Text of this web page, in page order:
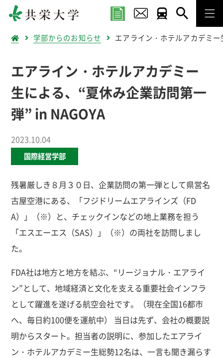
学部からのお知らせ エアライン・ホテルアカデミ
エアライン・ホテルアカデミー
生による、“夏休み企業訪問第一
弾” in NAGOYA
2023.10.04
国際経営学部
残暑厳しき８月３０日、企業訪問の第一弾として県営名
古屋空港にある、「フジドリームエアラインズ（FD
A）」（※）と、チェックインなどの地上業務を担う
「エスエーエス（SAS）」（※）の両社を訪問しまし
た。
FDA社は地方と地方を結ぶ、“リージョナル・エアライ
ン”として、地域経済と文化を支える重要社会インフラ
として躍進を遂げる航空会社です。（現在全国16都市
へ、毎日約100便を運航中） 当日は先ず、会社の概要説
明からスタート。担当者の説明に、参加したエアライ
ン・ホテルアカデミー生総勢12名は、一言も聞き漏らす